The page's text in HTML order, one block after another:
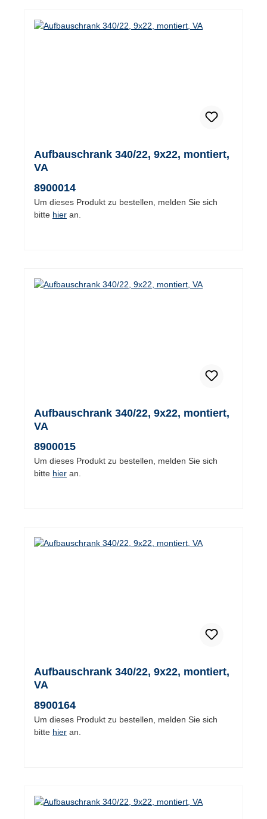
Aufbauschrank 340/22, 9x22, montiert,
VA
8900014
Um dieses Produkt zu bestellen, melden Sie sich
bitte hier an.
Aufbauschrank 340/22, 9x22, montiert,
VA
8900015
Um dieses Produkt zu bestellen, melden Sie sich
bitte hier an.
Aufbauschrank 340/22, 9x22, montiert,
VA
8900164
Um dieses Produkt zu bestellen, melden Sie sich
bitte hier an.